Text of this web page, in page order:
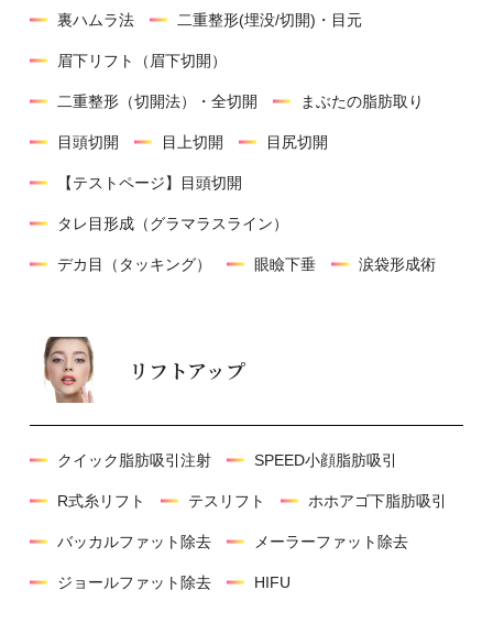
裏ハムラ法 二重整形(埋没/切開)・目元
眉下リフト（眉下切開）
二重整形（切開法）・全切開 まぶたの脂肪取り
目頭切開 目上切開 目尻切開
【テストページ】目頭切開
タレ目形成（グラマラスライン）
デカ目（タッキング） 眼瞼下垂 涙袋形成術
リフトアップ
クイック脂肪吸引注射 SPEED小顔脂肪吸引
R式糸リフト テスリフト ホホアゴ下脂肪吸引
バッカルファット除去 メーラーファット除去
ジョールファット除去 HIFU